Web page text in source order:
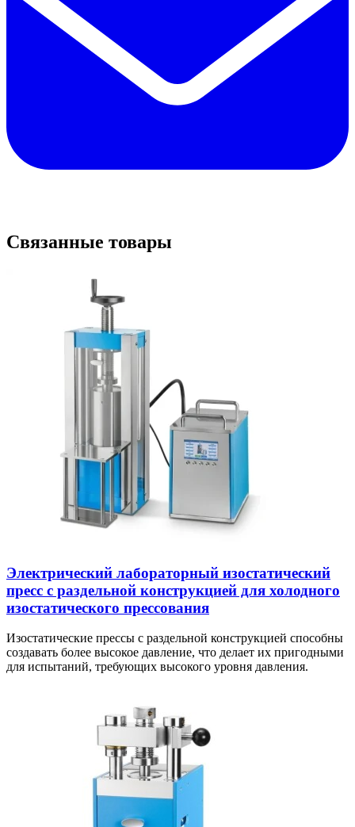
Связанные товары
Электрический лабораторный изостатический
пресс с раздельной конструкцией для холодного
изостатического прессования
Изостатические прессы с раздельной конструкцией способны
создавать более высокое давление, что делает их пригодными
для испытаний, требующих высокого уровня давления.